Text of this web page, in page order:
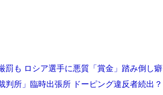
罰も ロシア選手に悪質「賞金」踏み倒し癖
判所」臨時出張所 ドーピング違反者続出？